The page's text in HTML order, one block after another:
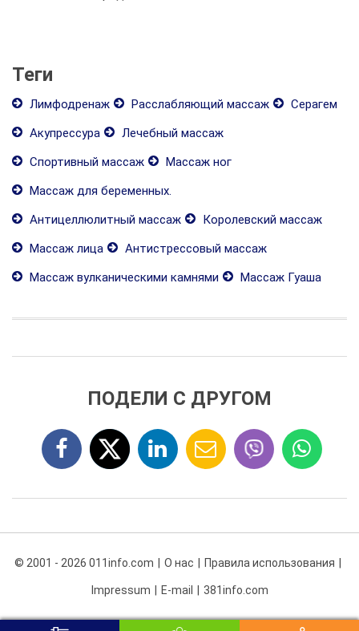
Теги
Лимфодренаж Расслабляющий массаж
Серагем
Акупрессура
Лечебный массаж
Спортивный массаж
Массаж ног
Массаж для беременных.
Антицеллюлитный массаж
Королевский массаж
Массаж лица
Антистрессовый массаж
Массаж вулканическими камнями
Массаж Гуаша
ПОДЕЛИ С ДРУГОМ
© 2001 - 2026 011info.com О нас Правила использования
Impressum E-mail 381info.com